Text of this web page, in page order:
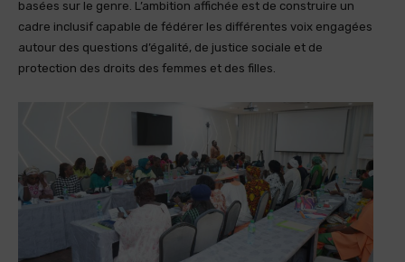
basées sur le genre. L’ambition affichée est de construire un
cadre inclusif capable de fédérer les différentes voix engagées
autour des questions d’égalité, de justice sociale et de
protection des droits des femmes et des filles.